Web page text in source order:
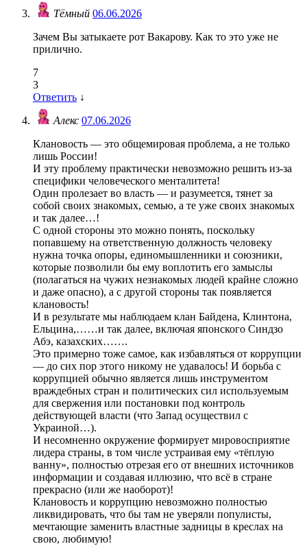
Тёмный 06.06.2026
Зачем Вы затыкаете рот Вакарову. Как то это уже не
прилично.
7
3
Ответить ↓
Алекс 07.06.2026
Клановость — это общемировая проблема, а не только
лишь России!
И эту проблему практически невозможно решить из-за
специфики человеческого менталитета!
Один пролезает во власть — и разумеется, тянет за
собой своих знакомых, семью, а те уже своих знакомых
и так далее…!
С одной стороны это можно понять, поскольку
попавшему на ответственную должность человеку
нужна точка опоры, единомышленники и союзники,
которые позволили бы ему воплотить его замыслы
(полагаться на чужих незнакомых людей крайне сложно
и даже опасно), а с другой стороны так появляется
клановость!
И в результате мы наблюдаем клан Байдена, Клинтона,
Ельцина,……и так далее, включая японского Синдзо
Абэ, казахских…….
Это примерно тоже самое, как избавляться от коррупции
— до сих пор этого никому не удавалось! И борьба с
коррупцией обычно является лишь инструментом
враждебных стран и политических сил используемым
для свержения или постановки под контроль
действующей власти (что Запад осуществил с
Украиной…).
И несомненно окружение формирует мировосприятие
лидера страны, в том числе устраивая ему «тёплую
ванну», полностью отрезая его от внешних источников
информации и создавая иллюзию, что всё в стране
прекрасно (или же наоборот)!
Клановость и коррупцию невозможно полностью
ликвидировать, что бы там не уверяли популисты,
мечтающие заменить властные задницы в креслах на
свою, любимую!